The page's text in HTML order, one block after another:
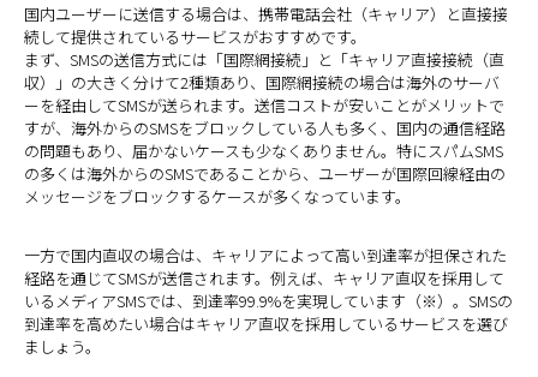
国内ユーザーに送信する場合は、携帯電話会社（キャリア）と直接接
続して提供されているサービスがおすすめです。
まず、SMSの送信方式には「国際網接続」と「キャリア直接接続（直
収）」の大きく分けて2種類あり、国際網接続の場合は海外のサーバ
ーを経由してSMSが送られます。送信コストが安いことがメリットで
すが、海外からのSMSをブロックしている人も多く、国内の通信経路
の問題もあり、届かないケースも少なくありません。特にスパムSMS
の多くは海外からのSMSであることから、ユーザーが国際回線経由の
メッセージをブロックするケースが多くなっています。
一方で国内直収の場合は、キャリアによって高い到達率が担保された
経路を通じてSMSが送信されます。例えば、キャリア直収を採用して
いるメディアSMSでは、到達率99.9%を実現しています（※）。SMSの
到達率を高めたい場合はキャリア直収を採用しているサービスを選び
ましょう。